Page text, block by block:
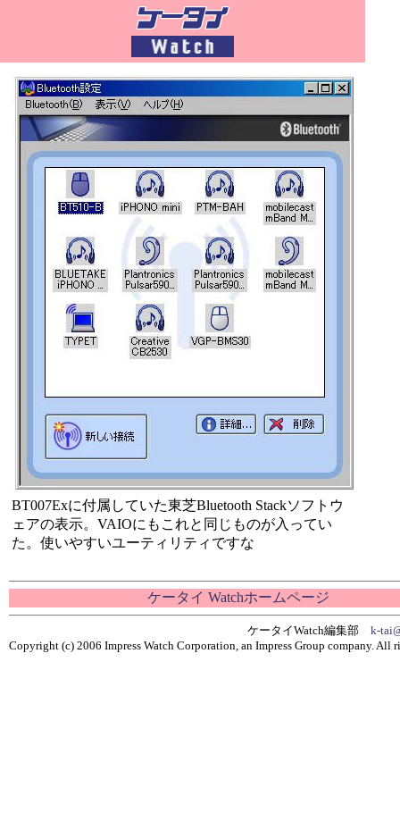
BT007Exに付属していた東芝Bluetooth Stackソフトウ
ェアの表示。VAIOにもこれと同じものが入ってい
た。使いやすいユーティリティですな
ケータイ Watchホームページ
ケータイWatch編集部 k-
Copyright (c) 2006 Impress Watch Corporation, an Impress Group company. All